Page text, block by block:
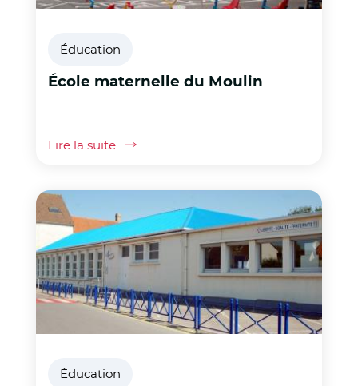
Éducation
École maternelle du Moulin
Lire la suite
Éducation